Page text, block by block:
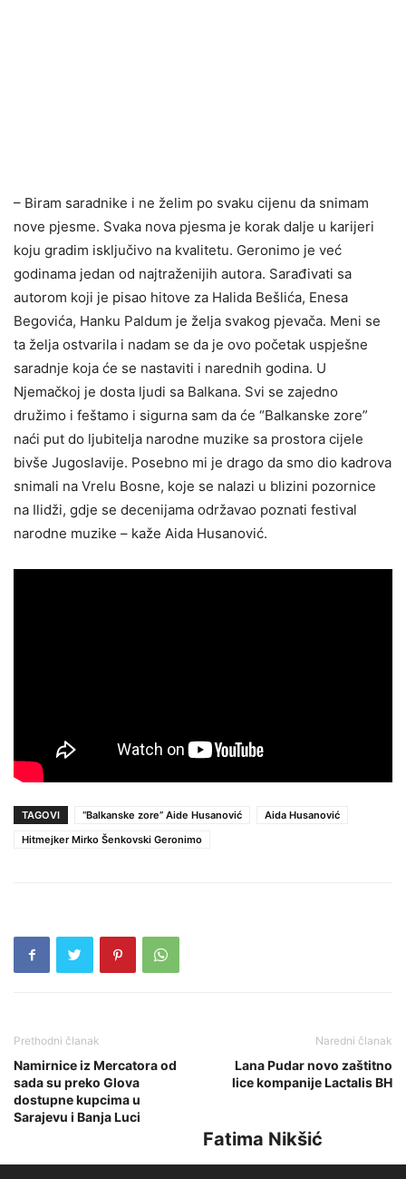
– Biram saradnike i ne želim po svaku cijenu da snimam
nove pjesme. Svaka nova pjesma je korak dalje u karijeri
koju gradim isključivo na kvalitetu. Geronimo je već
godinama jedan od najtraženijih autora. Sarađivati sa
autorom koji je pisao hitove za Halida Bešlića, Enesa
Begovića, Hanku Paldum je želja svakog pjevača. Meni se
ta želja ostvarila i nadam se da je ovo početak uspješne
saradnje koja će se nastaviti i narednih godina. U
Njemačkoj je dosta ljudi sa Balkana. Svi se zajedno
družimo i feštamo i sigurna sam da će “Balkanske zore”
naći put do ljubitelja narodne muzike sa prostora cijele
bivše Jugoslavije. Posebno mi je drago da smo dio kadrova
snimali na Vrelu Bosne, koje se nalazi u blizini pozornice
na Ilidži, gdje se decenijama održavao poznati festival
narodne muzike – kaže Aida Husanović.
TAGOVI “Balkanske zore” Aide Husanović
Aida Husanović
Hitmejker Mirko Šenkovski Geronimo
Prethodni članak
Namirnice iz Mercatora od
sada su preko Glova
dostupne kupcima u
Sarajevu i Banja Luci
Naredni članak
Lana Pudar novo zaštitno
lice kompanije Lactalis BH
Fatima Nikšić